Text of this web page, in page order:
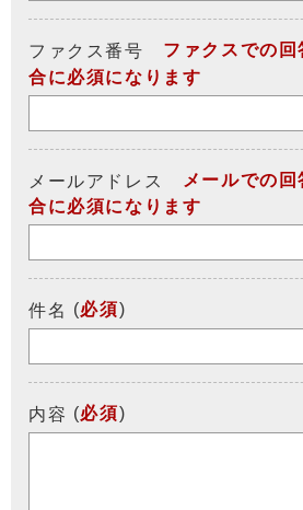
ファクス番号
ファクスでの
合に必須になります
メールアドレス
メールでの
合に必須になります
件名 (必須)
内容 (必須)